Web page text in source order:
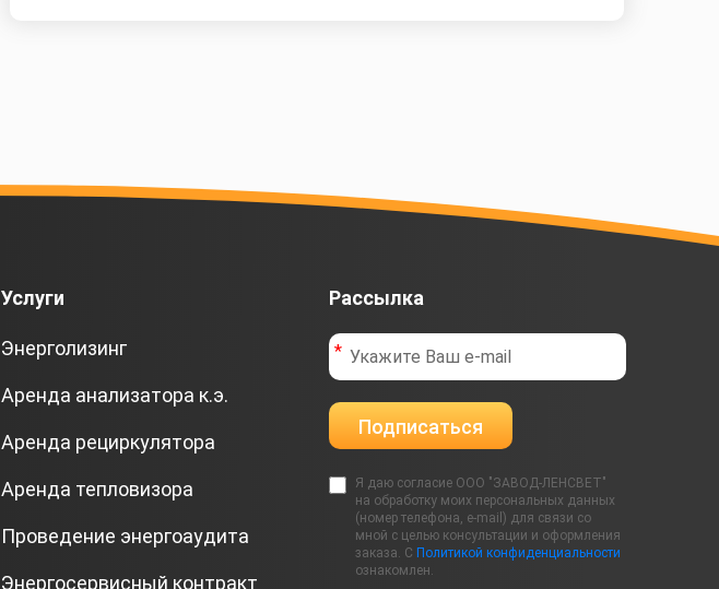
Услуги
Энерголизинг
Аренда анализатора к.э.
Аренда рециркулятора
Аренда тепловизора
Проведение энергоаудита
Энергосервисный контракт
Рассылка
Подписаться
Я даю согласие ООО "ЗАВОД-ЛЕНСВЕТ"
на обработку моих персональных данных
(номер телефона, e-mail) для связи со
мной с целью консультации и оформления
заказа. С Политикой конфиденциальности
ознакомлен.